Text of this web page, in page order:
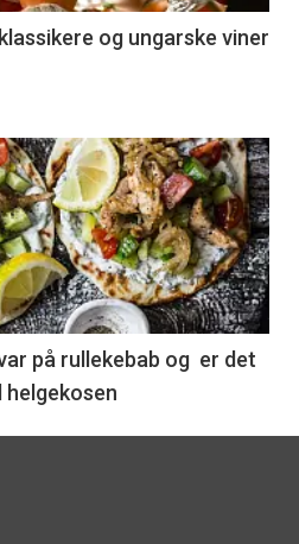
og ungarske viner
på rullekebab og er det